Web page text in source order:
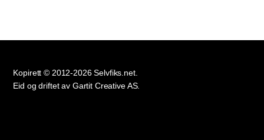
Kopirett © 2012-2026 Selvfiks.net.
Eid og driftet av Gartit Creative AS.